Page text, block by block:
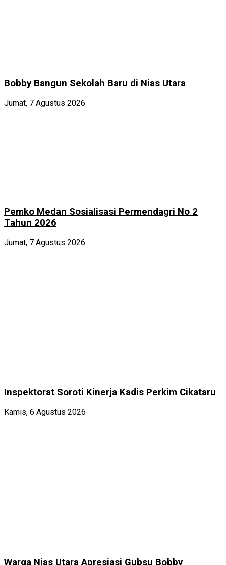
Bobby Bangun Sekolah Baru di Nias Utara
Jumat, 7 Agustus 2026
Pemko Medan Sosialisasi Permendagri No 2
Tahun 2026
Jumat, 7 Agustus 2026
Inspektorat Soroti Kinerja Kadis Perkim Cikataru
Kamis, 6 Agustus 2026
Warga Nias Utara Apresiasi Gubsu Bobby